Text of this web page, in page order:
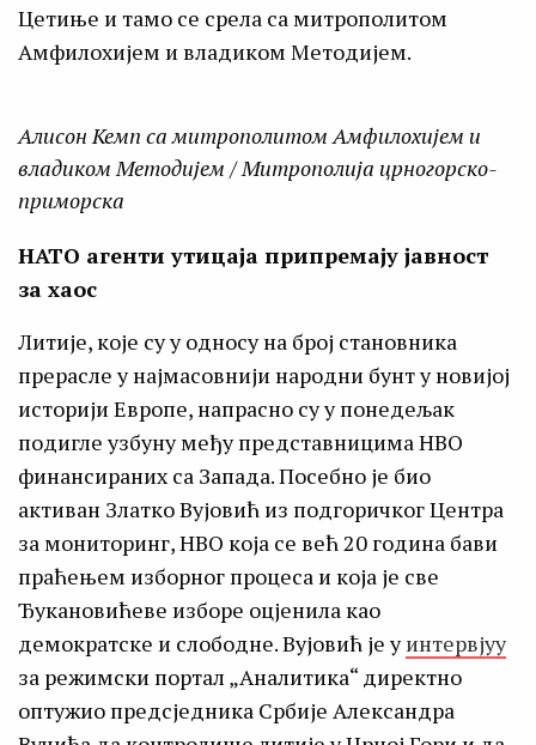
Цетиње и тамо се срела са митрoполитом
Амфилохијем и владиком Методијем.
Алисон Кемп са митрoполитом Амфилохијем и
владиком Методијем / Митрополијa црногорско-
приморскa
НАТО агенти утицаја припремају јавност
за хаос
Литије, које су у односу на број становника
прерасле у најмасовнији народни бунт у новијој
историји Европе, напрасно су у понедељак
подигле узбуну међу представницима НВО
финансираних са Запада. Посебно је био
активан Златко Вујовић из подгоричког Центра
за мониторинг, НВО која се већ 20 година бави
праћењем изборног процеса и која је све
Ђукановићеве изборе оцјенила као
демократске и слободне. Вујовић је уинтервјуу
за режимски портал „Аналитика“ директно
оптужио предсједника Србије Александра